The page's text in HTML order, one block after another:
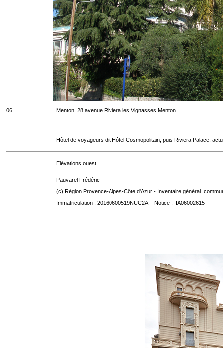
06 Menton. 28 avenue Riviera les Vignasses Menton
Hôtel de voyageurs dit Hôtel Cosmopolitain, puis Riviera Palace,
Elévations ouest.
Pauvarel Frédéric
(c) Région Provence-Alpes-Côte d'Azur - Inventaire général.
Immatriculation : 20160600519NUC2A Notice : IA06002615